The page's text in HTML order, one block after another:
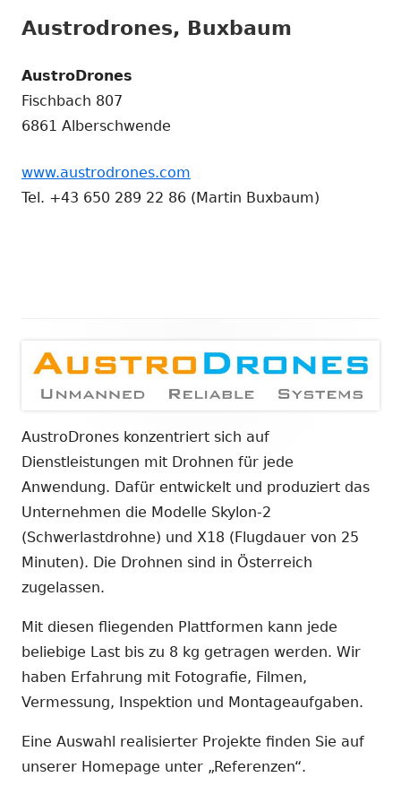
Austrodrones, Buxbaum
AustroDrones
Fischbach 807
6861 Alberschwende
www.austrodrones.com
Tel. +43 650 289 22 86 (Martin Buxbaum)
Main
Sidebar
AustroDrones konzentriert sich auf
Dienstleistungen mit Drohnen für jede
Anwendung. Dafür entwickelt und produziert das
Unternehmen die Modelle Skylon-2
(Schwerlastdrohne) und X18 (Flugdauer von 25
Minuten). Die Drohnen sind in Österreich
zugelassen.
Mit diesen fliegenden Plattformen kann jede
beliebige Last bis zu 8 kg getragen werden. Wir
haben Erfahrung mit Fotografie, Filmen,
Vermessung, Inspektion und Montageaufgaben.
Eine Auswahl realisierter Projekte finden Sie auf
unserer Homepage unter „Referenzen“.